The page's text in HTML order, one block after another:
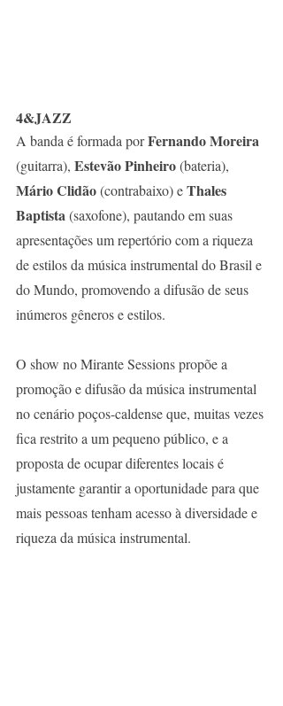
4&JAZZ
A banda é formada por Fernando Moreira
(guitarra), Estevão Pinheiro (bateria),
Mário Clidão (contrabaixo) e Thales
Baptista (saxofone), pautando em suas
apresentações um repertório com a riqueza
de estilos da música instrumental do Brasil e
do Mundo, promovendo a difusão de seus
inúmeros gêneros e estilos.
O show no Mirante Sessions propõe a
promoção e difusão da música instrumental
no cenário poços-caldense que, muitas vezes
fica restrito a um pequeno público, e a
proposta de ocupar diferentes locais é
justamente garantir a oportunidade para que
mais pessoas tenham acesso à diversidade e
riqueza da música instrumental.